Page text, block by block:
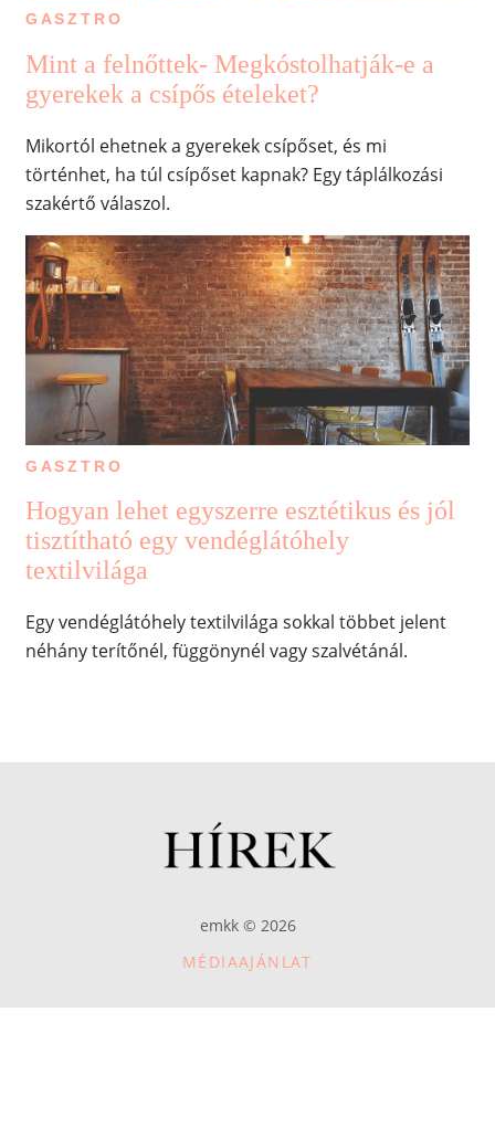
GASZTRO
Mint a felnőttek- Megkóstolhatják‑e a
gyerekek a csípős ételeket?
Mikortól ehetnek a gyerekek csípőset, és mi
történhet, ha túl csípőset kapnak? Egy táplálkozási
szakértő válaszol.
GASZTRO
Hogyan lehet egyszerre esztétikus és jól
tisztítható egy vendéglátóhely
textilvilága
Egy vendéglátóhely textilvilága sokkal többet jelent
néhány terítőnél, függönynél vagy szalvétánál.
emkk © 2026
MÉDIAAJÁNLAT